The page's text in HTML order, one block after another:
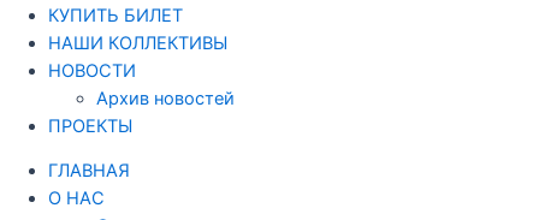
КУПИТЬ БИЛЕТ
НАШИ КОЛЛЕКТИВЫ
НОВОСТИ
Архив новостей
ПРОЕКТЫ
ГЛАВНАЯ
О НАС